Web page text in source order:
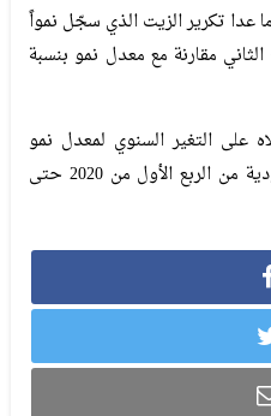
عدا تكرير الزيت الذي سجّل نمواً
%15.3 في الربع الثاني مقارنة مع معدل نمو بنسبة
على التغير السنوي لمعدل نمو
الناتج المحلي الإجمالي في السعودية من الربع الأول من 2020 حتى